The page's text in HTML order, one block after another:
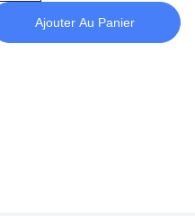
Ajouter Au Panier